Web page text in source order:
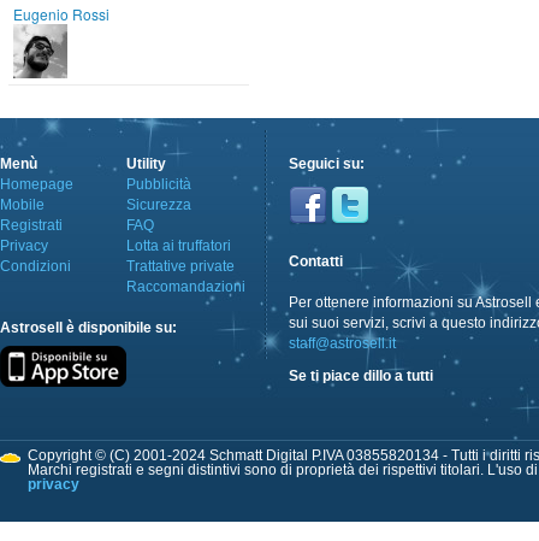
Eugenio Rossi
Menù
Homepage
Mobile
Registrati
Privacy
Condizioni
Utility
Pubblicità
Sicurezza
FAQ
Lotta ai truffatori
Trattative private
Raccomandazioni
Astrosell è disponibile su:
Seguici su:
Contatti
Per ottenere informazioni su Astrosell
sui suoi servizi, scrivi a questo
staff@astrosell.it
Se ti piace dillo a tutti
Copyright © (C) 2001-2024 Schmatt Digital P.IVA 03855820134 - Tutti i diritti
Marchi registrati e segni distintivi sono di proprietà dei rispettivi titolari. L'uso
privacy